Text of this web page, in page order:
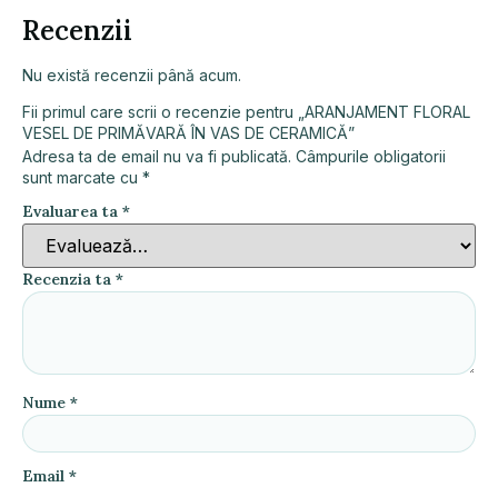
Recenzii
Nu există recenzii până acum.
Fii primul care scrii o recenzie pentru „ARANJAMENT FLORAL
VESEL DE PRIMĂVARĂ ÎN VAS DE CERAMICĂ”
Adresa ta de email nu va fi publicată. Câmpurile obligatorii
sunt marcate cu *
Evaluarea ta *
Recenzia ta *
Nume *
Email *